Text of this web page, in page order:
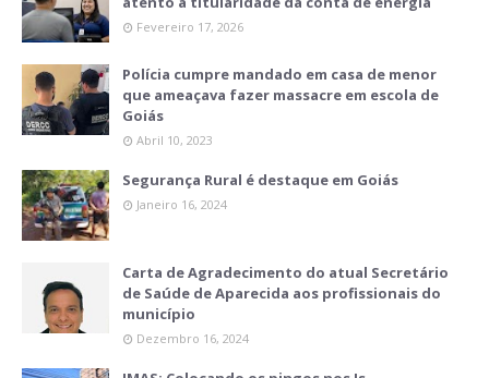
Fevereiro 17, 2026
Polícia cumpre mandado em casa de menor
que ameaçava fazer massacre em escola de
Goiás
Abril 10, 2023
Segurança Rural é destaque em Goiás
Janeiro 16, 2024
Carta de Agradecimento do atual Secretário
de Saúde de Aparecida aos profissionais do
município
Dezembro 16, 2024